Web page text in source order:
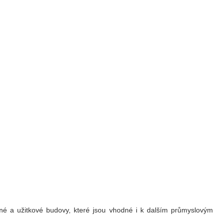
a užitkové budovy, které jsou vhodné i k dalším průmyslovým